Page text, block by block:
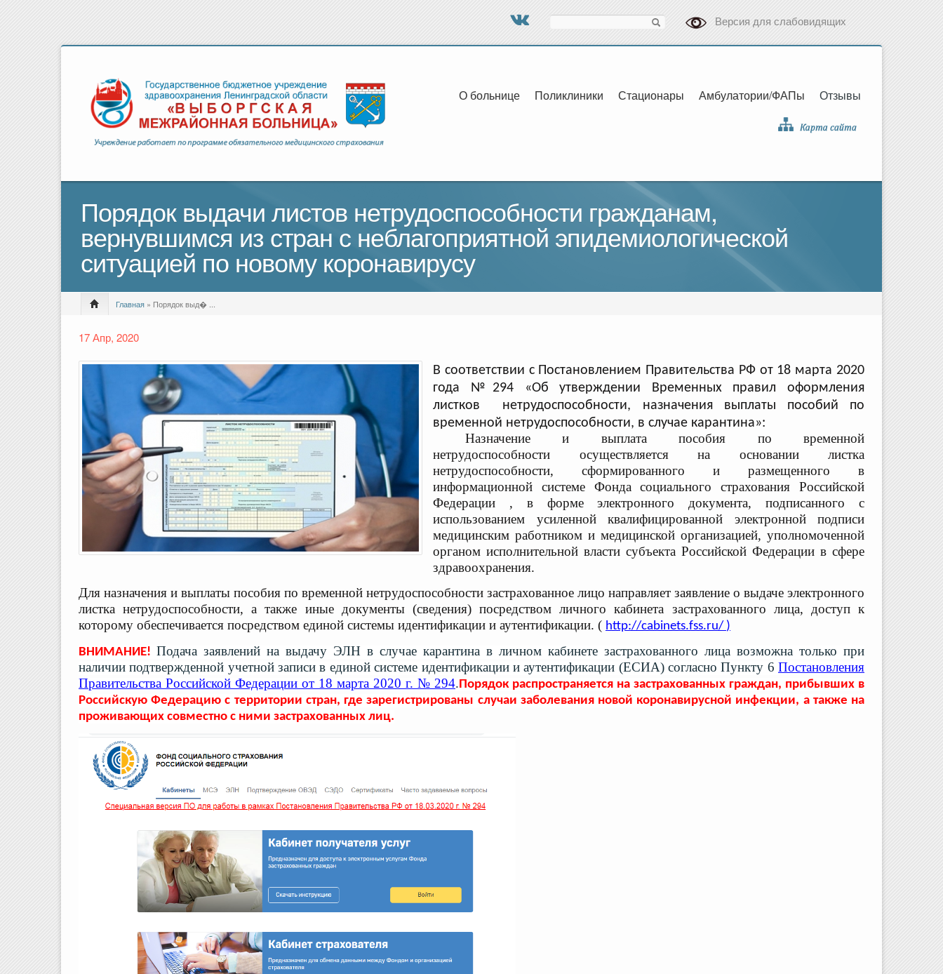
Версия для слабовидящих
О больнице Поликлиники Стационары Амбулатории/ФАПы Отзывы
Порядок выдачи листов нетрудоспособности гражданам,
вернувшимся из стран с неблагоприятной эпидемиологической
ситуацией по новому коронавирусу
Главная » Порядок выд� ...
17 Апр, 2020
В соответствии с Постановлением Правительства РФ от 18 марта 2020
года №294 «Об утверждении Временных правил оформления
листков нетрудоспособности, назначения выплаты пособий по
временной нетрудоспособности, в случае карантина»:
Назначение и выплата пособия по временной
нетрудоспособности осуществляется на основании листка
нетрудоспособности,сформированного и размещенного в
информационной системе Фондасоциального страхования Российской
Федерации , в формеэлектронного документа, подписанного с
использованием усиленнойквалифицированной электронной подписи
медицинским работникоми медицинской организацией, уполномоченной
органом исполнительнойвласти субъекта Российской Федерации в сфере
здравоохранения.
Для назначения и выплаты пособия по временной нетрудоспособности застрахованное лицо направляет заявление о выдаче электронного
листка нетрудоспособности, а также иные документы (сведения) посредством личного кабинета застрахованного лица, доступк
которому обеспечивается посредством единой системы идентификации и аутентификации. ( http://cabinets.fss.ru/ )
ВНИМАНИЕ! Подача заявлений на выдачу ЭЛН в случае карантина в личном кабинете застрахованного лица возможна только при
наличии подтвержденной учетной записи в единой системе идентификации и аутентификации (ЕСИА) согласно Пункту 6 Постановления
Правительства Российской Федерации от 18 марта 2020 г. № 294. Порядок распространяется на застрахованных граждан, прибывших в
Российскую Федерацию с территории стран, где зарегистрированы случаи заболевания новой коронавирусной инфекции, а также на
проживающих совместно с ними застрахованных лиц.